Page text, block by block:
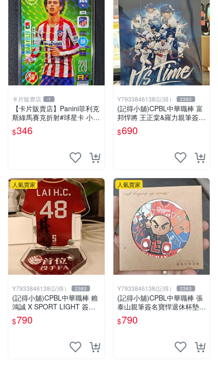
卡片販賣店 -1
【卡片販賣店】Panini菲利克
斯綠馬賽克折射#球星卡 小菲
凱菲 新C羅
$346
Y7933846138(記得） 2383
(記得小舖)CPBL中華職棒 富
邦悍將 王正棠&羅力親筆簽名
富邦悍將2020年度形象磁鐵
台灣現貨如圖
$690
人氣賣家
Y7933846138(記得） 2383
(記得小舖)CPBL中華職棒 賴
鴻誠 X SPORT LIGHT 簽名
立牌 台灣現貨如圖
$790
人氣賣家
Y7933846138(記得） 2383
(記得小舖)CPBL中華職棒 張
泰山親筆簽名寶悍退休杯墊
台灣現貨如圖
$790